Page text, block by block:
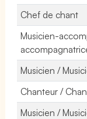
Chef de chant
Musicien-
Musicien /
Chanteur /
Musicien /